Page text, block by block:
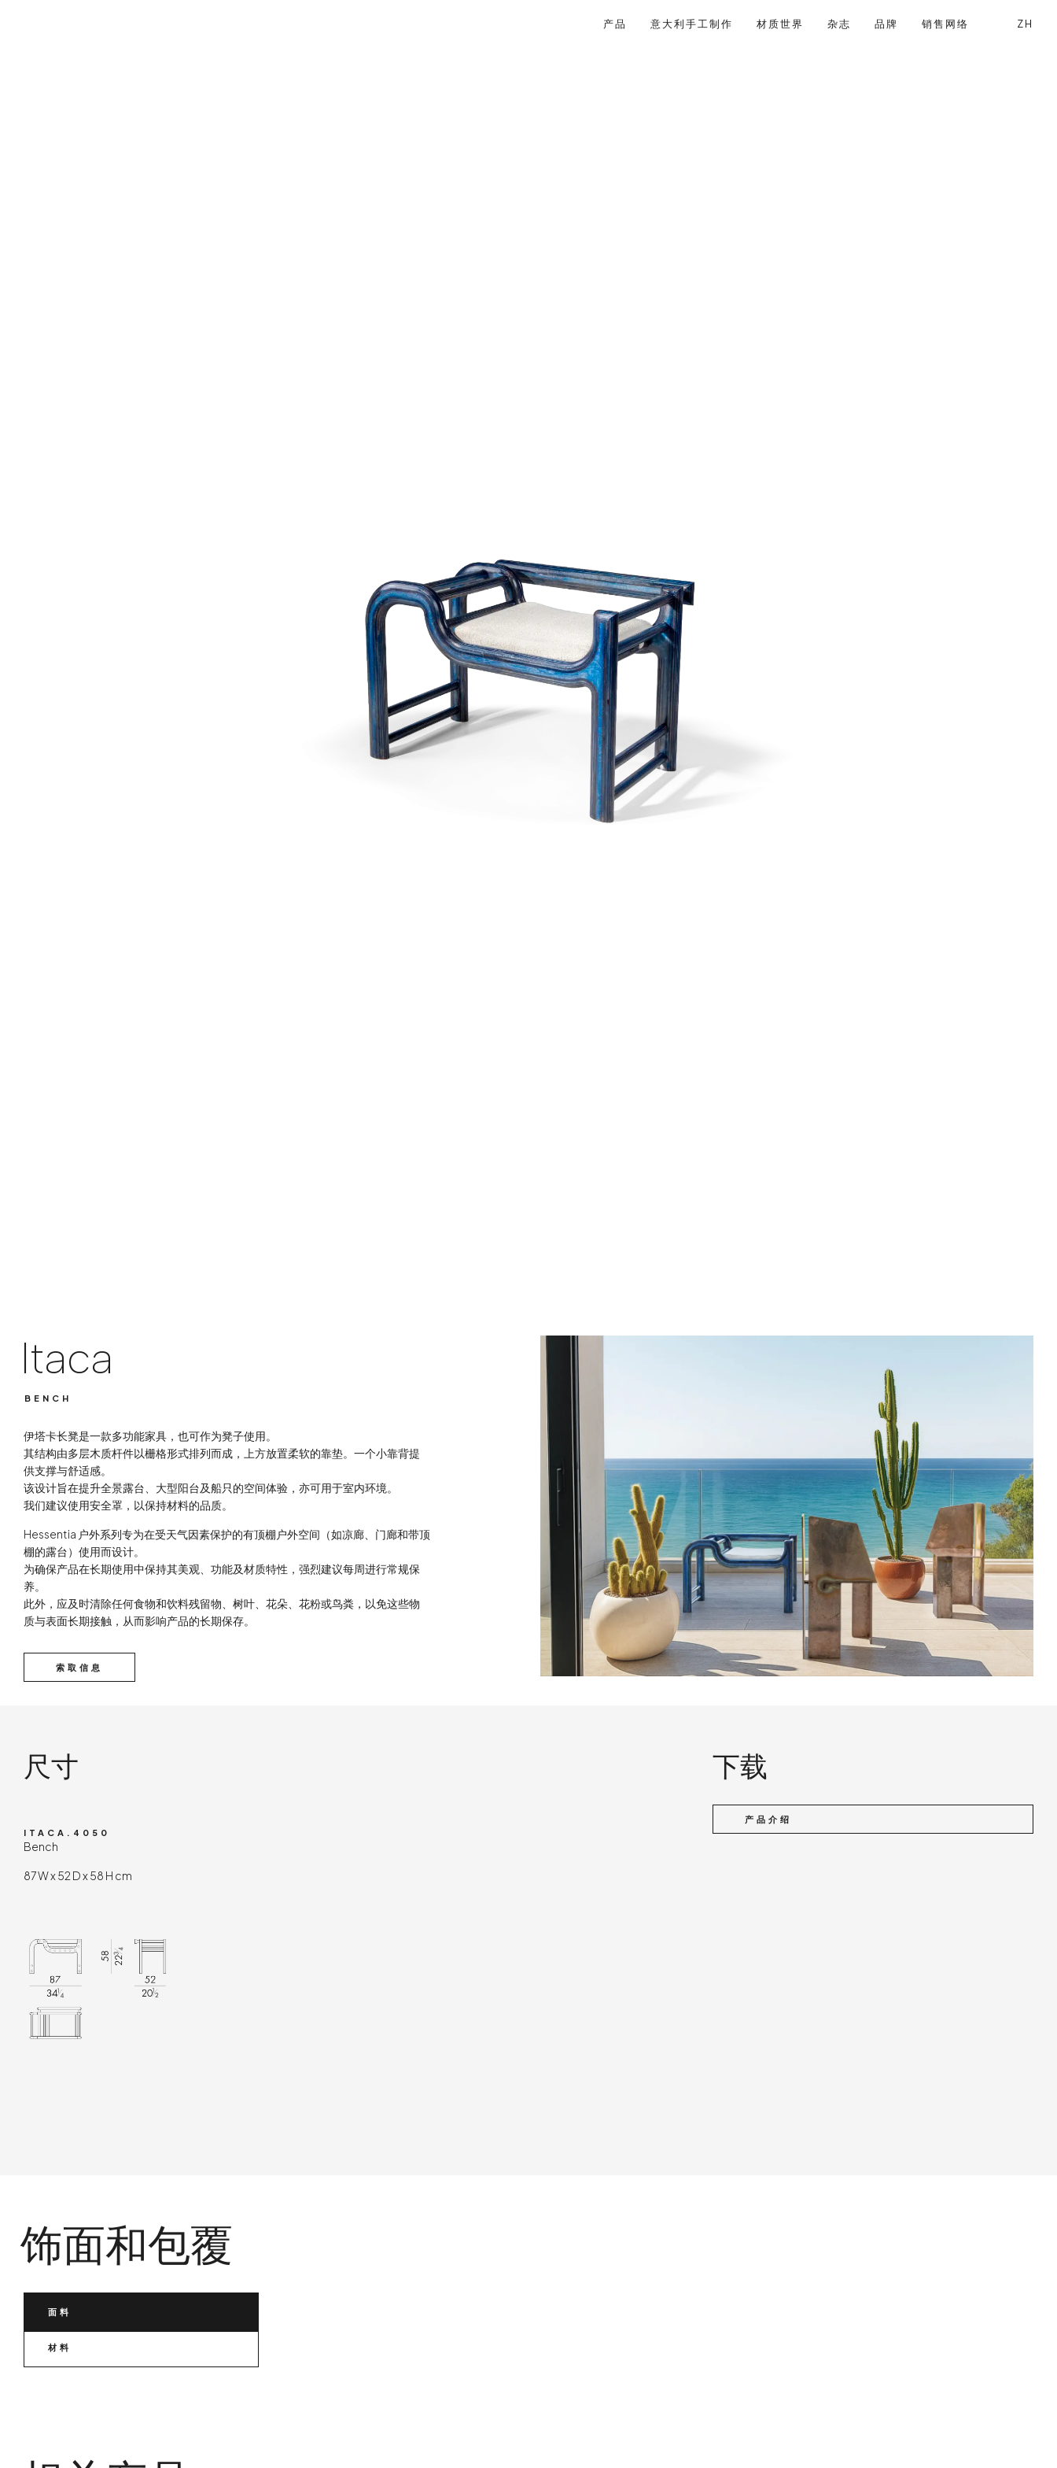
产品 意大利手工制作 材质世界 杂志 品牌 销售网络 已注册用户
ZH
Itaca
BENCH
伊塔卡长凳是一款多功能家具，也可作为凳子使用。
其结构由多层木质杆件以栅格形式排列而成，上方放置柔软的靠垫。一个小靠背提
供支撑与舒适感。
该设计旨在提升全景露台、大型阳台及船只的空间体验，亦可用于室内环境。
我们建议使用安全罩，以保持材料的品质。
Hessentia 户外系列专为在受天气因素保护的有顶棚户外空间（如凉廊、门廊和带顶
棚的露台）使用而设计。
为确保产品在长期使用中保持其美观、功能及材质特性，强烈建议每周进行常规保
养。
此外，应及时清除任何食物和饮料残留物、树叶、花朵、花粉或鸟粪，以免这些物
质与表面长期接触，从而影响产品的长期保存。
索取信息
尺寸
ITACA.4050
Bench
87 W x 52 D x 58 H cm
下载
产品介绍
饰面和包覆
面料
材料